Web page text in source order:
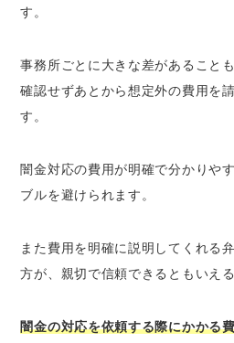
す。
事務所ごとに大きな差があること
確認せずあとから想定外の費用を
す。
闇金対応の費用が明確で分かりや
ブルを避けられます。
また費用を明確に説明してくれる
方が、親切で信頼できるともいえる
闇金の対応を依頼する際にかかる